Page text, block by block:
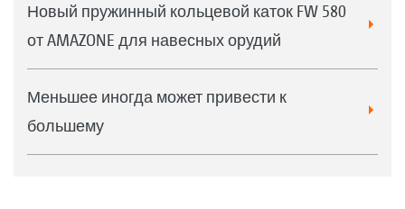
Новый пружинный кольцевой каток FW 580
от AMAZONE для навесных орудий
Меньшее иногда может привести к
большему